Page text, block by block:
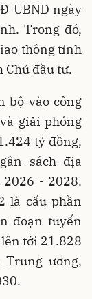
UBND ngày
Trong đó,
thông tỉnh
đầu tư.
bộ vào công
giải phóng
tỷ đồng,
sách địa
- 2028.
là cấu phần
đoạn tuyến
tới 21.828
ương,